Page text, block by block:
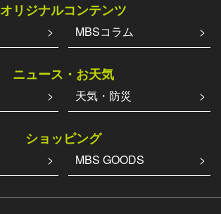
オリジナルコンテンツ
MBSコラム
ニュース・お天気
天気・防災
ショッピング
MBS GOODS